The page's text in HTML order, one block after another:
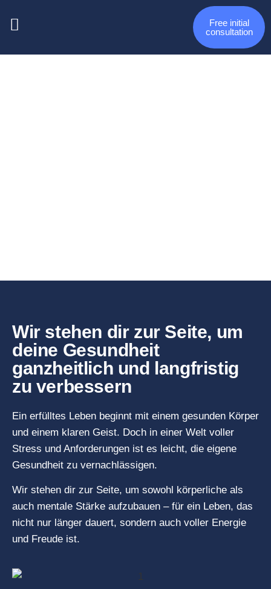
Free initial
consultation
Wir stehen dir zur Seite, um
deine Gesundheit
ganzheitlich und langfristig
zu verbessern
Ein erfülltes Leben beginnt mit einem gesunden Körper
und einem klaren Geist. Doch in einer Welt voller
Stress und Anforderungen ist es leicht, die eigene
Gesundheit zu vernachlässigen.
Wir stehen dir zur Seite, um sowohl körperliche als
auch mentale Stärke aufzubauen – für ein Leben, das
nicht nur länger dauert, sondern auch voller Energie
und Freude ist.